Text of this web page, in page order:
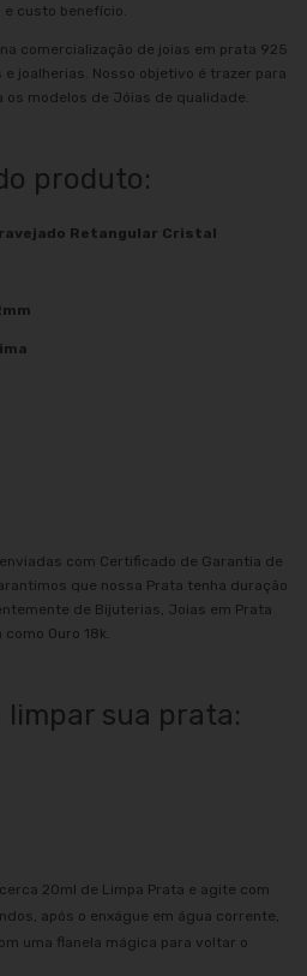
custo benefício.
comercialização de joias em prata 925
joalherias. Nosso objetivo é trazer para
modelos de Jóias de qualidade.
produto:
Retangular Cristal
com Certificado de Garantia de
que nossa Prata tenha duração
de Bijuterias, Joias em Prata
Ouro 18k.
limpar sua prata:
20ml de Limpa Prata e agite com
após o enxágue em água corrente,
uma flanela mágica para voltar o